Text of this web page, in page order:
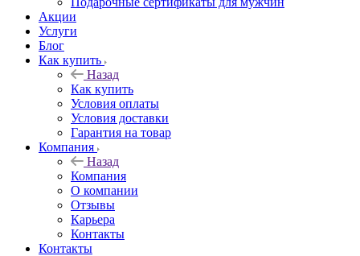
Акции
Услуги
Блог
Как купить
Назад
Как купить
Условия оплаты
Условия доставки
Гарантия на товар
Компания
Назад
Компания
О компании
Отзывы
Карьера
Контакты
Контакты